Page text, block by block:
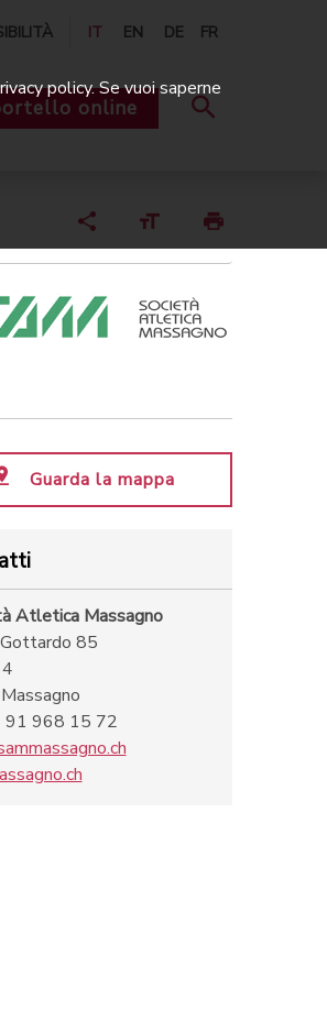
IT EN DE FR
online
Guarda la mappa
Atletica Massagno
85
91 968 15 72
policy. Se vuoi saperne